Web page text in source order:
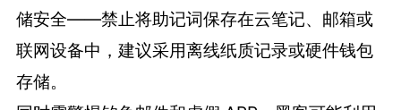
储安全——禁止将助记词保存在云笔记、邮箱或
联网设备中，建议采用离线纸质记录或硬件钱包
存储。